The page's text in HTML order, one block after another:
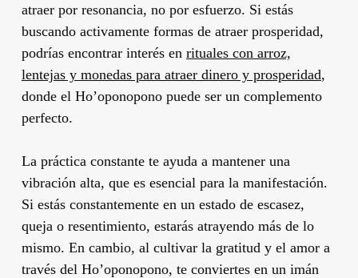
atraer por resonancia, no por esfuerzo. Si estás
buscando activamente formas de atraer prosperidad,
podrías encontrar interés en rituales con arroz,
lentejas y monedas para atraer dinero y prosperidad,
donde el Ho’oponopono puede ser un complemento
perfecto.
La práctica constante te ayuda a mantener una
vibración alta, que es esencial para la manifestación.
Si estás constantemente en un estado de escasez,
queja o resentimiento, estarás atrayendo más de lo
mismo. En cambio, al cultivar la gratitud y el amor a
través del Ho’oponopono, te conviertes en un imán